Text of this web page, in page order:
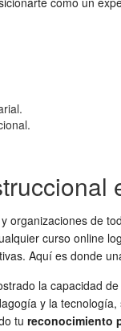
de
curso online
Aquí es donde
la capacidad
y la
tu reconocimiento